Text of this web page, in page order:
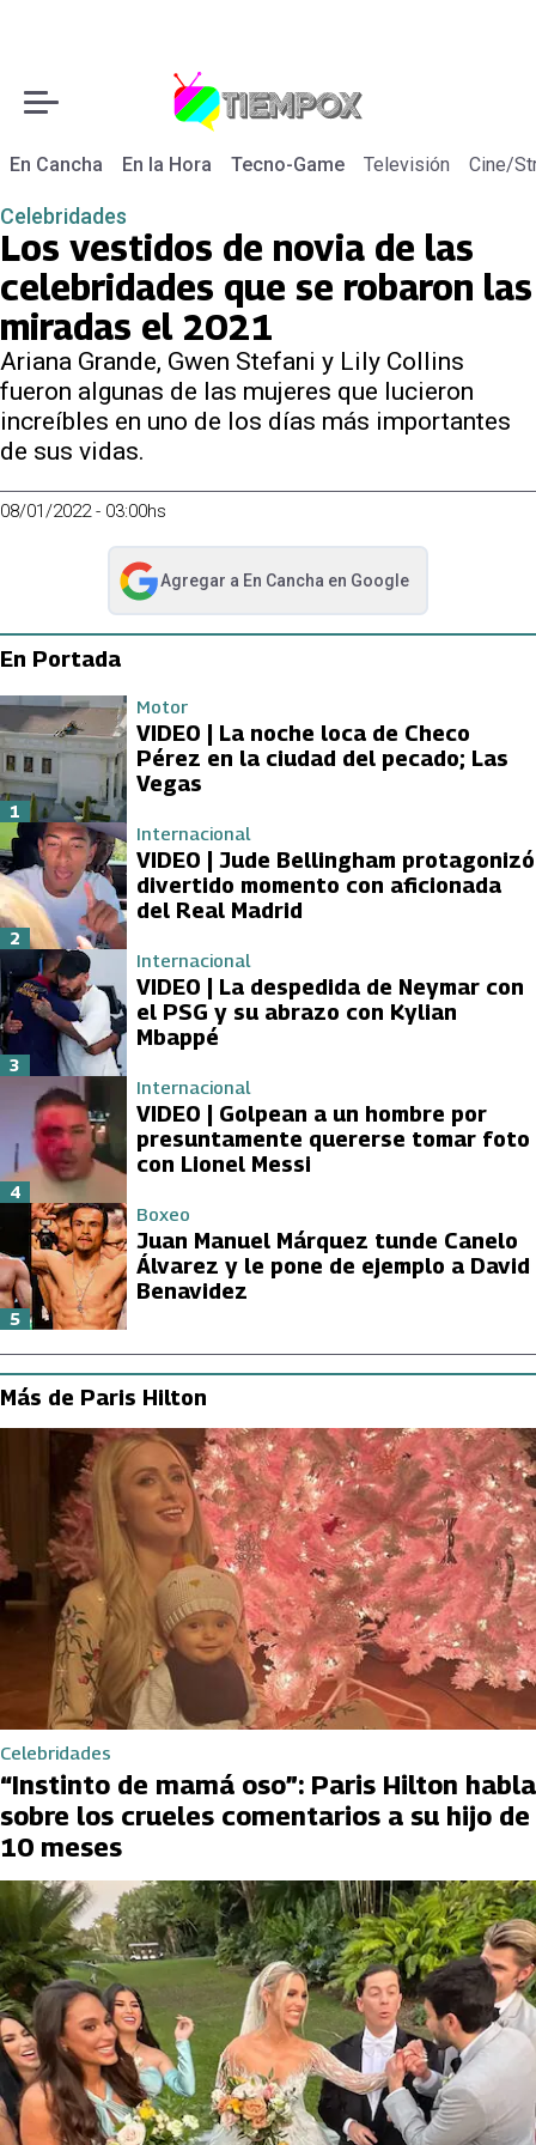
En Cancha En la Hora Tecno-Game Televisión Cine/
Celebridades
Los vestidos de novia de las
celebridades que se robaron las
miradas el 2021
Ariana Grande, Gwen Stefani y Lily Collins
fueron algunas de las mujeres que lucieron
increíbles en uno de los días más importantes
de sus vidas.
08/01/2022 - 03:00hs
Agregar a En Cancha en Google
abre en nueva pestaña
En Portada
Motor
VIDEO | La noche loca de Checo
Pérez en la ciudad del pecado; Las
Vegas
1
Internacional
VIDEO | Jude Bellingham protagonizó
divertido momento con aficionada
del Real Madrid
2
Internacional
VIDEO | La despedida de Neymar con
el PSG y su abrazo con Kylian
Mbappé
3
Internacional
VIDEO | Golpean a un hombre por
presuntamente quererse tomar foto
con Lionel Messi
4
Boxeo
Juan Manuel Márquez tunde Canelo
Álvarez y le pone de ejemplo a David
Benavidez
5
Más de Paris Hilton
Celebridades
“Instinto de mamá oso”: Paris Hilton habla
sobre los crueles comentarios a su hijo de
10 meses